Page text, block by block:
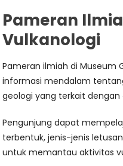
Pameran
Vulkanologi
Pameran ilmiah di Museum
informasi mendalam
geologi yang terkait
Pengunjung dapat
terbentuk, jenis-jenis
untuk memantau aktivitas